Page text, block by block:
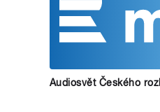
Audiosvět Českého